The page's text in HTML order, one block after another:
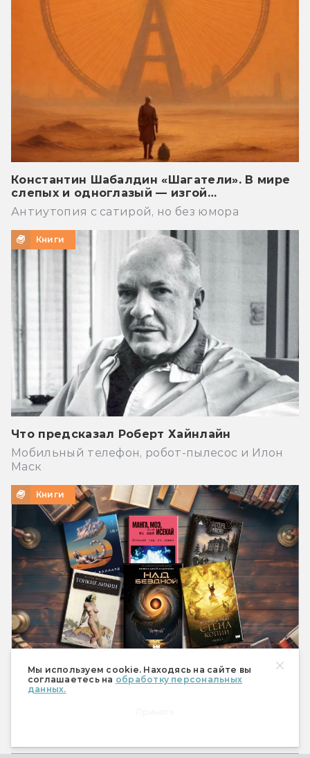
Мы используем cookie. Находясь на сайте вы
соглашаетесь на обработку персональных
данных.
Константин Шабалдин «Шагатели». В мире
слепых и одноглазый — изгой…
Антиутопия с сатирой, но без юмора
Книги
Что предсказал Роберт Хайнлайн
Мобильный телефон, робот-пылесос и Илон
Маск
Книги
Что почитать из фантастики? Книжные